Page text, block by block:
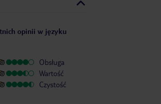
opinii w języku
Obsługa
Wartość
Czystość